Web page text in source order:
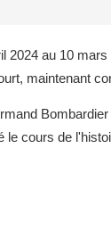
2024 au 10
maintenant
cours de